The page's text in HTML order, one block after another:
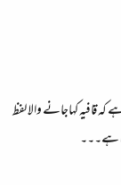
قافیہ کہاجانے والا لفظ
ہے۔۔۔